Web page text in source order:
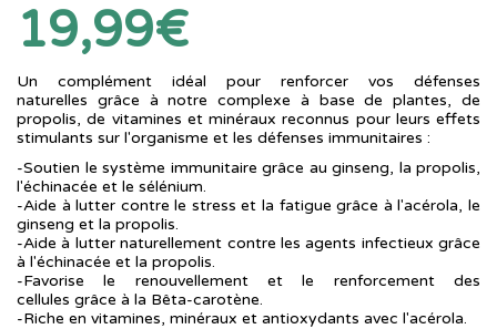
19,99€
Un complément idéal pour renforcer vos défenses
naturelles grâce à notre complexe à base de plantes, de
propolis, de vitamines et minéraux reconnus pour leurs effets
stimulants sur l'organisme et les défenses immunitaires :
-Soutien le système immunitaire grâce au ginseng, la propolis,
l'échinacée et le sélénium.
-Aide à lutter contre le stress et la fatigue grâce à l'acérola, le
ginseng et la propolis.
-Aide à lutter naturellement contre les agents infectieux grâce
à l'échinacée et la propolis.
-Favorise le renouvellement et le renforcement des
cellules grâce à la Bêta-carotène.
-Riche en vitamines, minéraux et antioxydants avec l'acérola.